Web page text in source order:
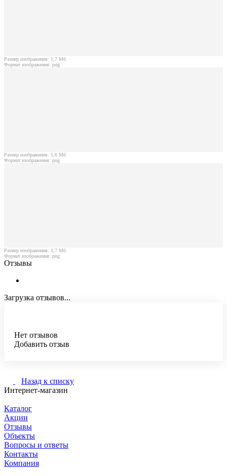
Размер изображения: 1,7 Мб
Формат изображения: png
Размер изображения: 1,6 Мб
Формат изображения: png
Размер изображения: 1,7 Мб
Формат изображения: png
Отзывы
Загрузка отзывов...
Нет отзывов
Добавить отзыв
Назад к списку
Интернет-магазин
Каталог
Акции
Отзывы
Объекты
Вопросы и ответы
Контакты
Компания